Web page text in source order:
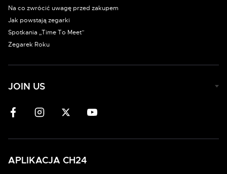
Na co zwrócić uwagę przed zakupem
Jak powstają zegarki
Spotkania „Time To Meet”
Zegarek Roku
JOIN US
APLIKACJA CH24